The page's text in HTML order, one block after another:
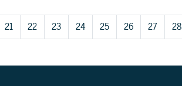
21 22 23 24 25 26 27 28